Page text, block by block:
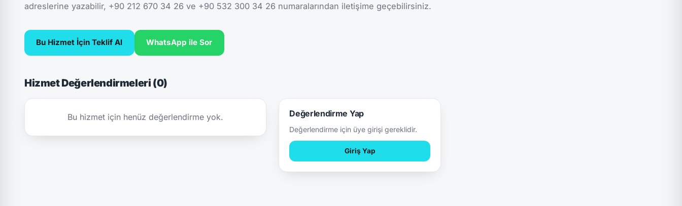
adreslerine yazabilir, +90 212 670 34 26 ve +90 532 300 34 26 numaralarından iletişime geçebilirsiniz.
Bu Hizmet İçin Teklif Al WhatsApp ile Sor
Hizmet Değerlendirmeleri (0)
Bu hizmet için henüz değerlendirme yok. Değerlendirme Yap
Değerlendirme için üye girişi gereklidir.
Giriş Yap